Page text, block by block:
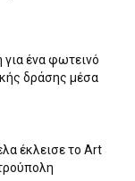
ένα φωτεινό
δράσης μέσα
έκλεισε το Art